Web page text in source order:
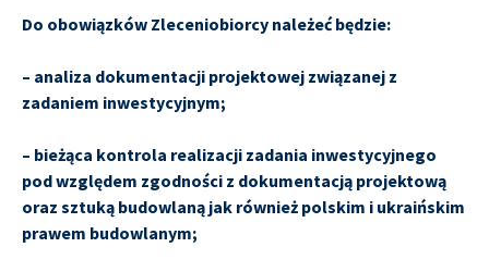
Do obowiązków Zleceniobiorcy należeć będzie:
– analiza dokumentacji projektowej związanej z
zadaniem inwestycyjnym;
– bieżąca kontrola realizacji zadania inwestycyjnego
pod względem zgodności z dokumentacją projektową
oraz sztuką budowlaną jak również polskim i ukraińskim
prawem budowlanym;